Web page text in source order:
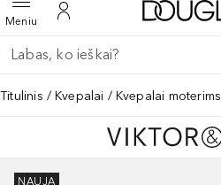
MeniuAtidaryti meniuĮ mano paskyrą
Grįžk atgal
Vykdykite paiešką
Titulinis Kvepalai Kvepalai moterims
NAUJA